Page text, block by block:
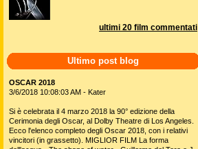
ultimi 20 film commentati
Ultimo post blog
OSCAR 2018
3/6/2018 10:08:03 AM - Kater
Si è celebrata il 4 marzo 2018 la 90° edizione della
Cerimonia degli Oscar, al Dolby Theatre di Los Angeles.
Ecco l'elenco completo degli Oscar 2018, con i relativi
vincitori (in grassetto). MIGLIOR FILM La forma